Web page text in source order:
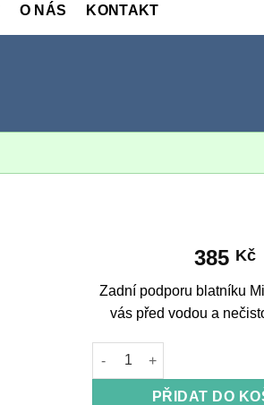
O NÁS KONTAKT
385 Kč
Zadní podporu blatníku
vás před vodou a
Zadní podporu blatníku Mi4
PŘIDAT DO